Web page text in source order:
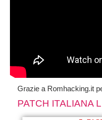
Grazie a Romhacking.it
PATCH ITALIANA